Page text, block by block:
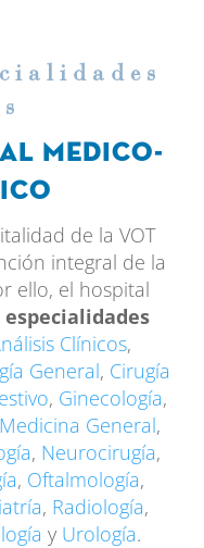
medico-
de la VOT
integral de la
ello, el hospital
especialidades
Clínicos,
General, Cirugía
, Ginecología,
Medicina General,
, Neurocirugía,
, Oftalmología,
, Radiología,
y Urología.